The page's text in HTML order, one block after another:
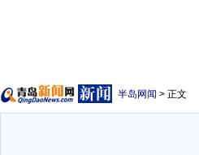
半岛网闻 > 正文